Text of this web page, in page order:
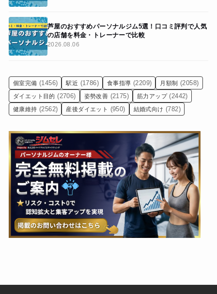
芦屋のおすすめパーソナルジム5選！口コミ評判で人気
の店舗を料金・トレーナーで比較
2026.08.06
個室完備 (1456) 駅近 (1786) 食事指導 (2209) 月額制 (2058)
ダイエット目的 (2706) 姿勢改善 (2175) 筋力アップ (2442)
健康維持 (2562) 産後ダイエット (950) 結婚式向け (782)